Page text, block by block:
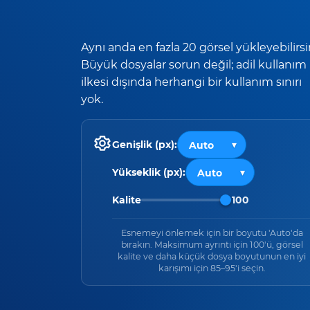
Aynı anda en fazla 20 görsel
Büyük dosyalar sorun değil; adil kullanım
ilkesi dışında herhangi bir kullanım sınırı
yok.
Genişlik (px):
Yükseklik (px):
Kalite 100
Esnemeyi önlemek için bir boyutu 'Auto'da
bırakın. Maksimum ayrıntı için 100'ü, görsel
kalite ve daha küçük dosya boyutunun en iyi
karışımı için 85–95'i seçin.